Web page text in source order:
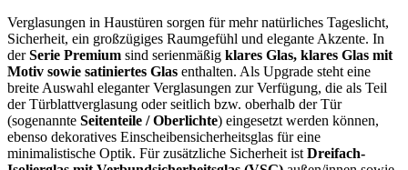
Verglasungen in Haustüren sorgen für mehr natürliches Tageslicht,
Sicherheit, ein großzügiges Raumgefühl und elegante Akzente. In
derSerie Premium sind serienmäßig klares Glas, klares Glas mit
Motiv sowie satiniertes Glas enthalten. Als Upgrade steht eine
breite Auswahl eleganter Verglasungen zur Verfügung, die als Teil
der Türblattverglasung oder seitlich bzw. oberhalb der Tür
(sogenannte Seitenteile / Oberlichte) eingesetzt werden können,
ebenso dekoratives Einscheibensicherheitsglas für eine
minimalistische Optik. Für zusätzliche Sicherheit ist Dreifach-